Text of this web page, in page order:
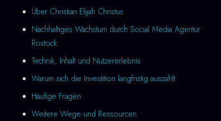
Über Christian Elijah Christus
Nachhaltiges Wachstum durch Social Media Agentur
Rostock
Technik, Inhalt und Nutzererlebnis
Warum sich die Investition langfristig auszahlt
Häufige Fragen
Weitere Wege und Ressourcen